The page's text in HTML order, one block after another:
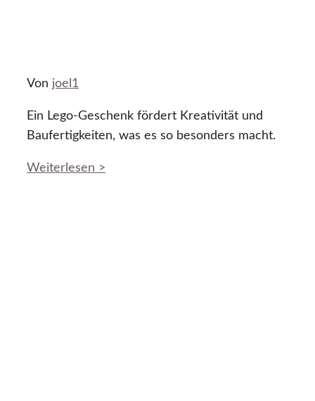
Von joel1
Ein Lego-Geschenk fördert Kreativität und
Baufertigkeiten, was es so besonders macht.
Weiterlesen >